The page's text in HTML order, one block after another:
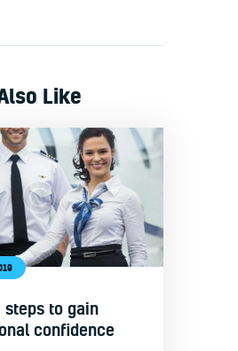
Like
to gain
confidence